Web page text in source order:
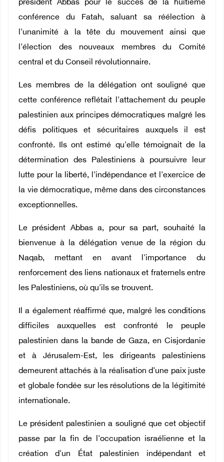
président Abbas pour le succès de la huitième
conférence du Fatah, saluant sa réélection à
l'unanimité à la tête du mouvement ainsi que
l'élection des nouveaux membres du Comité
central et du Conseil révolutionnaire.
Les membres de la délégation ont souligné que
cette conférence reflétait l'attachement du peuple
palestinien aux principes démocratiques malgré les
défis politiques et sécuritaires auxquels il est
confronté. Ils ont estimé qu'elle témoignait de la
détermination des Palestiniens à poursuivre leur
lutte pour la liberté, l'indépendance et l'exercice de
la vie démocratique, même dans des circonstances
exceptionnelles.
Le président Abbas a, pour sa part, souhaité la
bienvenue à la délégation venue de la région du
Naqab, mettant en avant l'importance du
renforcement des liens nationaux et fraternels entre
les Palestiniens, où qu'ils se trouvent.
Il a également réaffirmé que, malgré les conditions
difficiles auxquelles est confronté le peuple
palestinien dans la bande de Gaza, en Cisjordanie
et à Jérusalem-Est, les dirigeants palestiniens
demeurent attachés à la réalisation d'une paix juste
et globale fondée sur les résolutions de la légitimité
internationale.
Le président palestinien a souligné que cet objectif
passe par la fin de l'occupation israélienne et la
création d'un État palestinien indépendant et